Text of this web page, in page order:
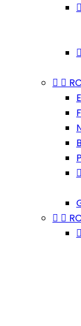


 

 
